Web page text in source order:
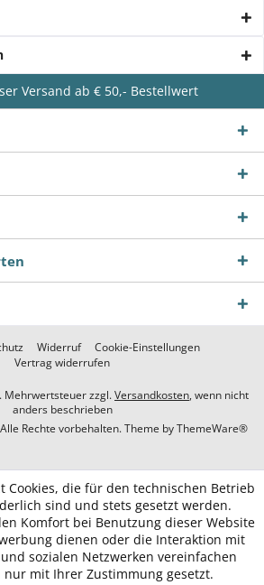
Versand ab € 50,- Bestellwert
Widerruf
Cookie-Einstellungen
Vertrag widerrufen
Mehrwertsteuer zzgl.Versandkosten, wenn nicht
anders beschrieben
Rechte vorbehalten. Theme byThemeWare®
Cookies, die für den technischen Betrieb
sind und stets gesetzt werden.
Komfort bei Benutzung dieser Website
dienen oder die Interaktion mit
sozialen Netzwerken vereinfachen
nur mit Ihrer Zustimmung gesetzt.